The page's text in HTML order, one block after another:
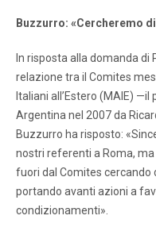
Buzzurro: «Cercheremo
In risposta alla domanda di
relazione tra il Comites
Italiani all’Estero (MAIE)
Argentina nel 2007 da
Buzzurro ha risposto:
nostri referenti a Roma,
fuori dal Comites cercando
portando avanti azioni a
condizionamenti».